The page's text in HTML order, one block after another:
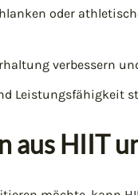
oder
verbessern
Leistungsfähigkeit
aus HIIT